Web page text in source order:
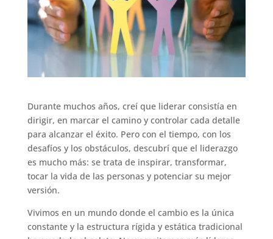
Durante muchos años, creí que liderar consistía en
dirigir, en marcar el camino y controlar cada detalle
para alcanzar el éxito. Pero con el tiempo, con los
desafíos y los obstáculos, descubrí que el liderazgo
es mucho más: se trata de inspirar, transformar,
tocar la vida de las personas y potenciar su mejor
versión.
Vivimos en un mundo donde el cambio es la única
constante y la estructura rígida y estática tradicional